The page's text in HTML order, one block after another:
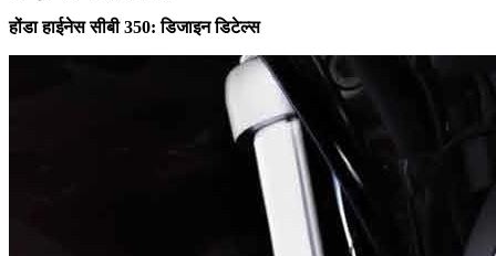
होंडा हाईनेस सीबी 350: डिजाइन डिटेल्स